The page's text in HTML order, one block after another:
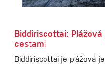
Biddiriscottai:
cestami
Biddiriscottai je plážová